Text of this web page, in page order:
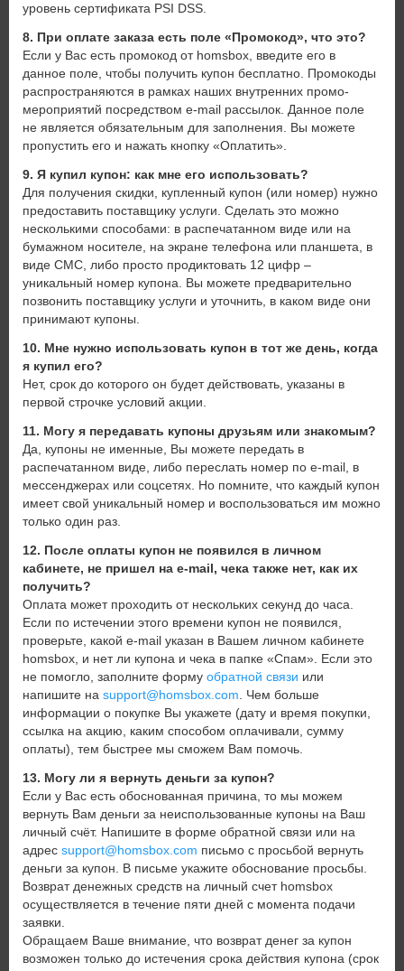
уровень сертификата PSI DSS.
8. При оплате заказа есть поле «Промокод», что это?
Если у Вас есть промокод от homsbox, введите его в
данное поле, чтобы получить купон бесплатно. Промокоды
распространяются в рамках наших внутренних промо-
мероприятий посредством e-mail рассылок. Данное поле
не является обязательным для заполнения. Вы можете
пропустить его и нажать кнопку «Оплатить».
9. Я купил купон: как мне его использовать?
Для получения скидки, купленный купон (или номер) нужно
предоставить поставщику услуги. Сделать это можно
несколькими способами: в распечатанном виде или на
бумажном носителе, на экране телефона или планшета, в
виде СМС, либо просто продиктовать 12 цифр –
уникальный номер купона. Вы можете предварительно
позвонить поставщику услуги и уточнить, в каком виде они
принимают купоны.
10. Мне нужно использовать купон в тот же день, когда
я купил его?
Нет, срок до которого он будет действовать, указаны в
первой строчке условий акции.
11. Могу я передавать купоны друзьям или знакомым?
Да, купоны не именные, Вы можете передать в
распечатанном виде, либо переслать номер по e-mail, в
мессенджерах или соцсетях. Но помните, что каждый купон
имеет свой уникальный номер и воспользоваться им можно
только один раз.
12. После оплаты купон не появился в личном
кабинете, не пришел на e-mail, чека также нет, как их
получить?
Оплата может проходить от нескольких секунд до часа.
Если по истечении этого времени купон не появился,
проверьте, какой e-mail указан в Вашем личном кабинете
homsbox, и нет ли купона и чека в папке «Спам». Если это
не помогло, заполните форму обратной связи или
напишите на support@homsbox.com . Чем больше
информации о покупке Вы укажете (дату и время покупки,
ссылка на акцию, каким способом оплачивали, сумму
оплаты), тем быстрее мы сможем Вам помочь.
13. Могу ли я вернуть деньги за купон?
Если у Вас есть обоснованная причина, то мы можем
вернуть Вам деньги за неиспользованные купоны на Ваш
личный счёт. Напишите в форме обратной связи или на
адрес support@homsbox.com письмо с просьбой вернуть
деньги за купон. В письме укажите обоснование просьбы.
Возврат денежных средств на личный счет homsbox
осуществляется в течение пяти дней с момента подачи
заявки.
Обращаем Ваше внимание, что возврат денег за купон
возможен только до истечения срока действия купона (срок